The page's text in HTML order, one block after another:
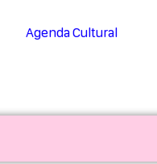
Agenda Cultural